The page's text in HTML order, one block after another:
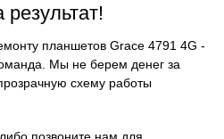
результат!
планшетов Grace 4791 4G -
Мы не берем денег за
схему работы